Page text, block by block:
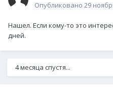
Опубликовано 29
Нашел. Если кому-то это
дней.
4 месяца спустя...